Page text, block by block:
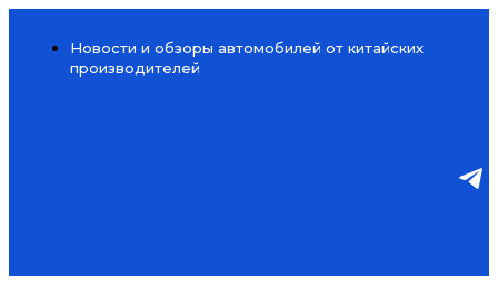
Новости и обзоры автомобилей от китайских
производителей